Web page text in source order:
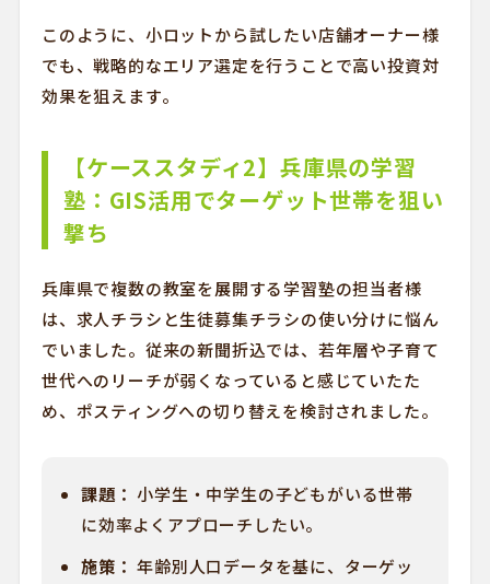
このように、小ロットから試したい店舗オーナー様
でも、戦略的なエリア選定を行うことで高い投資対
効果を狙えます。
【ケーススタディ2】兵庫県の学習
塾：GIS活用でターゲット世帯を狙い
撃ち
兵庫県で複数の教室を展開する学習塾の担当者様
は、求人チラシと生徒募集チラシの使い分けに悩ん
でいました。従来の新聞折込では、若年層や子育て
世代へのリーチが弱くなっていると感じていたた
め、ポスティングへの切り替えを検討されました。
課題： 小学生・中学生の子どもがいる世帯
に効率よくアプローチしたい。
施策： 年齢別人口データを基に、ターゲッ